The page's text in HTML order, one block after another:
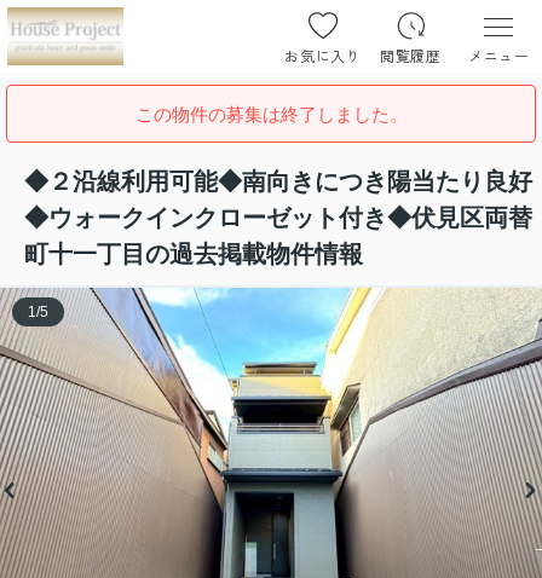
お気に入り 閲覧履歴 メニュー
この物件の募集は終了しました。
◆２沿線利用可能◆南向きにつき陽当たり良好
◆ウォークインクローゼット付き◆伏見区両替
町十一丁目の過去掲載物件情報
1 /5